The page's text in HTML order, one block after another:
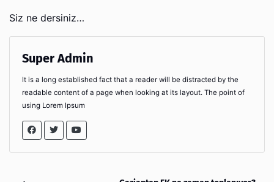
Siz ne dersiniz…
Super Admin
It is a long established fact that a reader will be distracted by the
readable content of a page when looking at its layout. The point of
using Lorem Ipsum